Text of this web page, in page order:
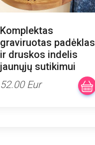
Komplektas
graviruotas padėklas
ir druskos indelis
jaunųjų sutikimui
52.00 Eur